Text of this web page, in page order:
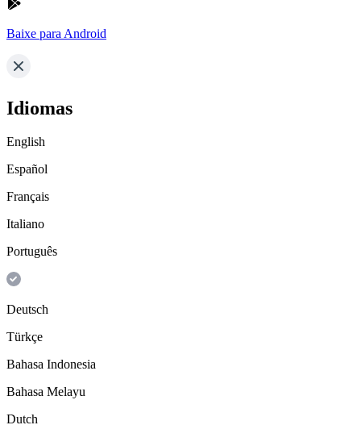
Baixe para Android
Idiomas
English
Español
Français
Italiano
Português
Deutsch
Türkçe
Bahasa Indonesia
Bahasa Melayu
Dutch